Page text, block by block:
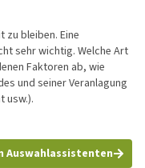
zu bleiben. Eine
sehr wichtig. Welche Art
Faktoren ab, wie
und seiner Veranlagung
usw.).
Auswahlassistenten